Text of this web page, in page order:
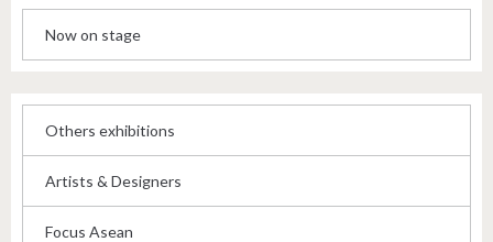
Now on stage
Others exhibitions
Artists & Designers
Focus Asean